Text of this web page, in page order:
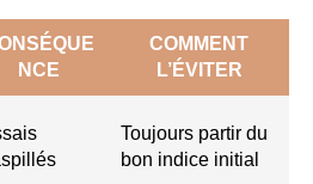
NCE
COMMENT
L’ÉVITER
Toujours partir du
bon indice initial